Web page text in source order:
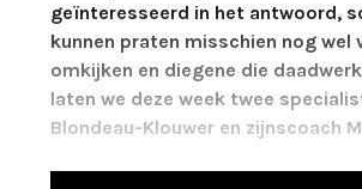
geïnteresseerd in het antwoord,
kunnen praten misschien nog wel
omkijken en diegene die
laten we deze week twee
Blondeau-Klouwer en zijnscoach